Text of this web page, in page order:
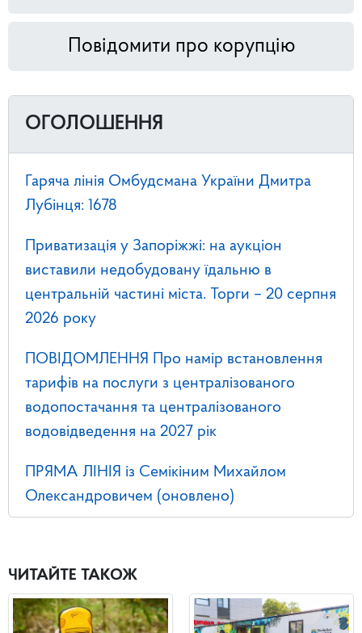
Повідомити про корупцію
ОГОЛОШЕННЯ
Гаряча лінія Омбудсмана України Дмитра
Лубінця: 1678
Приватизація у Запоріжжі: на аукціон
виставили недобудовану їдальню в
центральній частині міста. Торги – 20 серпня
2026 року
ПОВІДОМЛЕННЯ Про намір встановлення
тарифів на послуги з централізованого
водопостачання та централізованого
водовідведення на 2027 рік
ПРЯМА ЛІНІЯ із Семікіним Михайлом
Олександровичем (оновлено)
ЧИТАЙТЕ ТАКОЖ